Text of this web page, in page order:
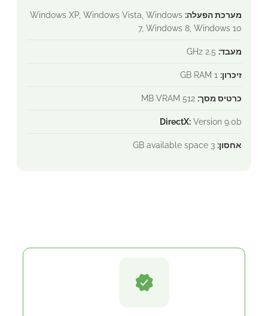
מערכת הפעלה: Windows XP, Windows Vista, Windows
7, Windows 8, Windows 10
מעבד:
זיכרון:
כרטיס מסך:
DirectX: Version 9.0b
אחסון: